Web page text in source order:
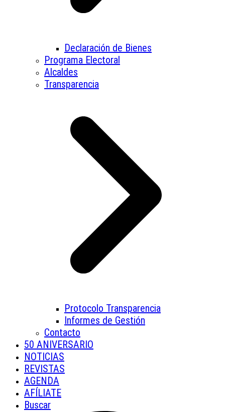
Declaración de Bienes
Programa Electoral
Alcaldes
Transparencia
Protocolo Transparencia
Informes de Gestión
Contacto
50 ANIVERSARIO
NOTICIAS
REVISTAS
AGENDA
AFÍLIATE
Buscar